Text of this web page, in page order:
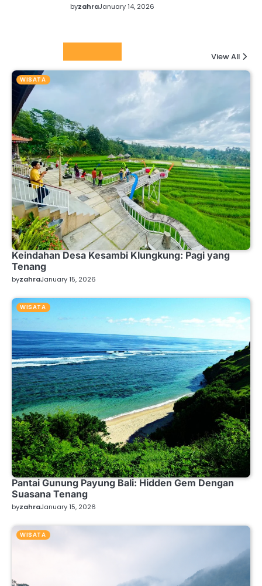
byzahraJanuary 14, 2026
View All
WISATA
Keindahan Desa Kesambi Klungkung: Pagi yang
Tenang
byzahraJanuary 15, 2026
WISATA
Pantai Gunung Payung Bali: Hidden Gem Dengan
Suasana Tenang
byzahraJanuary 15, 2026
WISATA